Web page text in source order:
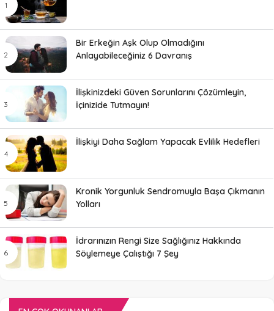
Bir Erkeğin Aşk Olup Olmadığını
Anlayabileceğiniz 6 Davranış
İlişkinizdeki Güven Sorunlarını Çözümleyin,
İçinizide Tutmayın!
İlişkiyi Daha Sağlam Yapacak Evlilik Hedefleri
Kronik Yorgunluk Sendromuyla Başa Çıkmanın
Yolları
İdrarınızın Rengi Size Sağlığınız Hakkında
Söylemeye Çalıştığı 7 Şey